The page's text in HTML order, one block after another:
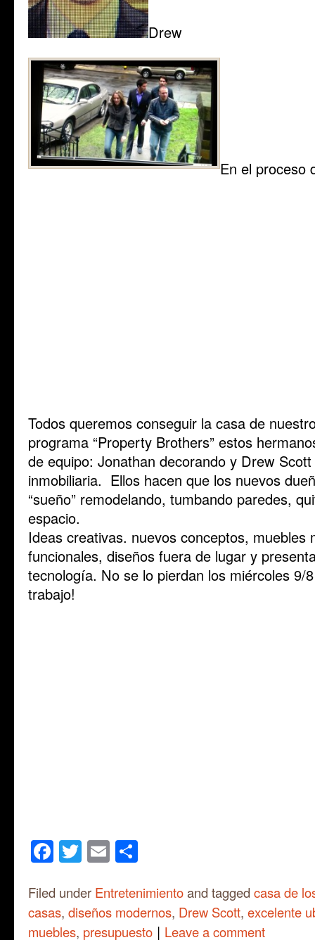
Drew
En el proceso
Todos queremos conseguir la casa de
programa “Property Brothers” estos
de equipo: Jonathan decorando y Drew
inmobiliaria. Ellos hacen que los nuevos
“sueño” remodelando, tumbando paredes,
espacio.
Ideas creativas. nuevos conceptos, muebles
funcionales, diseños fuera de lugar y
tecnología. No se lo pierdan los miércoles
trabajo!
Facebook
Twitter
Email
Filed under Entretenimientoand tagged casa de
casas, diseños modernos, Drew Scott, excelente
muebles, presupuesto | Leave a comment